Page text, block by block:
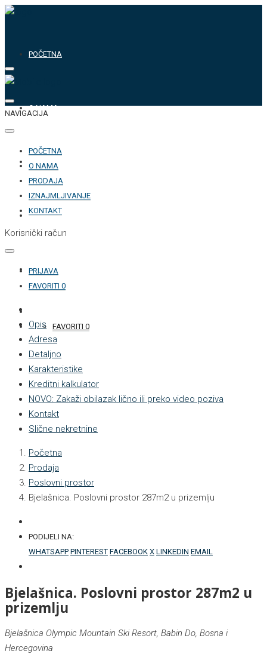
POČETNA
O NAMA
PRODAJA
IZNAJMLJIVANJE
KONTAKT
FAVORITI 0
NAVIGACIJA
POČETNA
O NAMA
PRODAJA
IZNAJMLJIVANJE
KONTAKT
Korisnički račun
PRIJAVA
FAVORITI 0
Opis
Adresa
Detaljno
Karakteristike
Kreditni kalkulator
NOVO: Zakaži obilazak lično ili preko video poziva
Kontakt
Slične nekretnine
Početna
Prodaja
Poslovni prostor
Bjelašnica. Poslovni prostor 287m2 u prizemlju
PODIJELI NA:
WHATSAPP PINTEREST FACEBOOK X LINKEDIN EMAIL
Bjelašnica. Poslovni prostor 287m2 u
prizemlju
Bjelašnica Olympic Mountain Ski Resort, Babin Do, Bosna i
Hercegovina